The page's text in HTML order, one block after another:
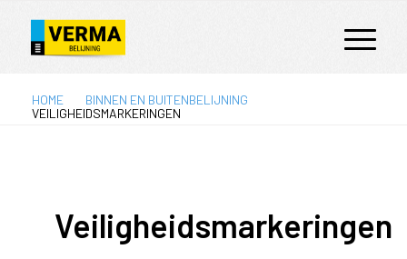
HOME
BINNEN EN BUITENBELIJNING
VEILIGHEIDSMARKERINGEN
Veiligheidsmarkeringen